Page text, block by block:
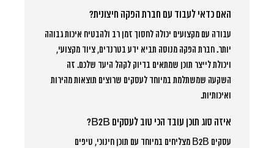
האם כדאי לעבוד עם חברת הפקה חיצונית?
עבודה עם מקצועים יכולה לחסוך זמן רב ולהבטיח איכות גבוהה
יותר. חברת הפקה מנוסה תביא ידע בטרנדים, ציוד מקצועי,
ויכולת לייצר תוכן שמתאים בדיוק לקהל היעד שלכם. זה
השקעה שמשתלמת במיוחד לעסקים שרוצים תוצאות מהירות
ואיכותיות.
איזה סוג תוכן עובד הכי טוב לעסקים B2B?
עסקים B2B מצליחים במיוחד עם תוכן חינוכי, טיפים